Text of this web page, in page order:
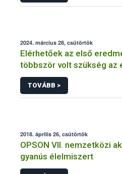
2024. március 28, csütörtök
Elérhetőek az első
többször volt szükség az
felügyelők aktív
TOVÁBB >
2018. április 26, csütörtök
OPSON VII. nemzetközi
gyanús élelmiszert